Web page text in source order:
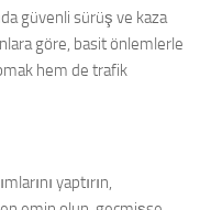
güvenli sürüş ve kaza
göre, basit önlemlerle
hem de trafik
yaptırın,